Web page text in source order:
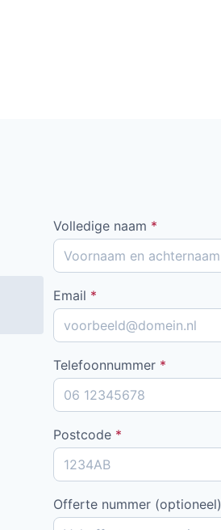
Volledige naam *
Email *
Telefoonnummer *
Postcode *
Offerte nummer (optioneel)